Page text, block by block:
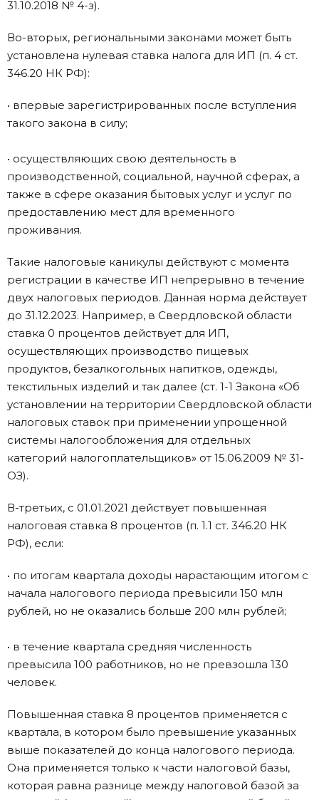
31.10.2018 № 4-з).
Во-вторых, региональными законами может быть
установлена нулевая ставка налога для ИП (п. 4 ст.
346.20 НК РФ):
• впервые зарегистрированных после вступления
такого закона в силу;
• осуществляющих свою деятельность в
производственной, социальной, научной сферах, а
также в сфере оказания бытовых услуг и услуг по
предоставлению мест для временного
проживания.
Такие налоговые каникулы действуют с момента
регистрации в качестве ИП непрерывно в течение
двух налоговых периодов. Данная норма действует
до 31.12.2023. Например, в Свердловской области
ставка 0 процентов действует для ИП,
осуществляющих производство пищевых
продуктов, безалкогольных напитков, одежды,
текстильных изделий и так далее (ст. 1-1 Закона «Об
установлении на территории Свердловской области
налоговых ставок при применении упрощенной
системы налогообложения для отдельных
категорий налогоплательщиков» от 15.06.2009 № 31-
ОЗ).
В-третьих, с 01.01.2021 действует повышенная
налоговая ставка 8 процентов (п. 1.1 ст. 346.20 НК
РФ), если:
• по итогам квартала доходы нарастающим итогом с
начала налогового периода превысили 150 млн
рублей, но не оказались больше 200 млн рублей;
• в течение квартала средняя численность
превысила 100 работников, но не превзошла 130
человек.
Повышенная ставка 8 процентов применяется с
квартала, в котором было превышение указанных
выше показателей до конца налогового периода.
Она применяется только к части налоговой базы,
которая равна разнице между налоговой базой за